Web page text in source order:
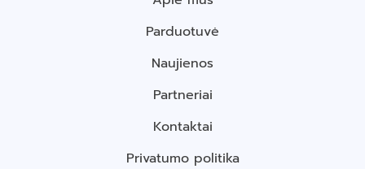
Parduotuvė
Naujienos
Partneriai
Kontaktai
Privatumo politika